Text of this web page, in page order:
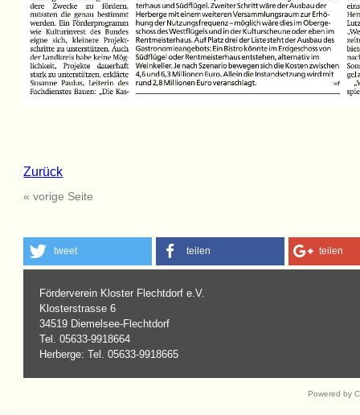
Zurück
« vorige Seite
tweet teilen teilen
Förderverein Kloster Flechtdorf e.V.
Klosterstrasse 6
34519 Diemelsee-Flechtdorf
Tel. 05633-9918664
Herberge: Tel. 05633-9918665
Powered by